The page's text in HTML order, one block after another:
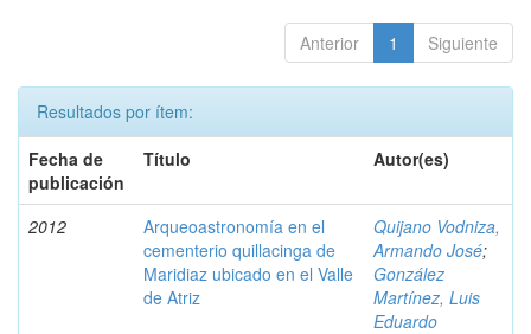
Anterior 1 Siguiente
Resultados por ítem:
Fecha de
publicación
Título Autor(es)
2012
Arqueoastronomía en el
cementerio quillacinga de
Maridiaz ubicado en el Valle
de Atriz
Quijano Vodniza,
Armando José;
González
Martínez, Luis
Eduardo